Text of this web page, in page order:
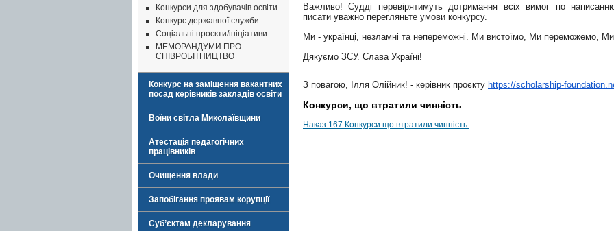
Конкурси для здобувачів освіти
Конкурс державної служби
Соціальні проєкти/ініціативи
МЕМОРАНДУМИ ПРО
СПІВРОБІТНИЦТВО
Конкурс на заміщення вакантних
посад керівників закладів освіти
Воїни світла Миколаївщини
Атестація педагогічних
працівників
Очищення влади
Запобігання проявам корупції
Суб’єктам декларування
Важливо! Судді перевірятимутьдотримання всіх вимог по
писати уважно перегляньте умови конкурсу.
Ми - українці, незламні та непереможні. Ми вистоїмо, Ми переможемо,
Дякуємо ЗСУ. Слава Україні!
З повагою, Ілля Олійник! - керівник проєкту https://scholarship-foundation
Конкурси, що втратили чинність
Наказ 167 Конкурси що втратили чинність.